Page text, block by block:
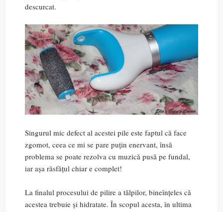
descurcat.
Singurul mic defect al acestei pile este faptul că face
zgomot, ceea ce mi se pare puțin enervant, însă
problema se poate rezolva cu muzică pusă pe fundal,
iar așa răsfățul chiar e complet!
La finalul procesului de pilire a tălpilor, bineînțeles că
acestea trebuie și hidratate. În scopul acesta, în ultima